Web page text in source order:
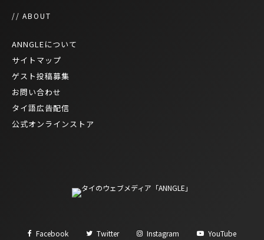
// ABOUT
ANNGLEについて
サイトマップ
ゲスト投稿募集
お問い合わせ
タイ語広告配信
公式オンラインストア
Facebook Twitter Instagram YouTube